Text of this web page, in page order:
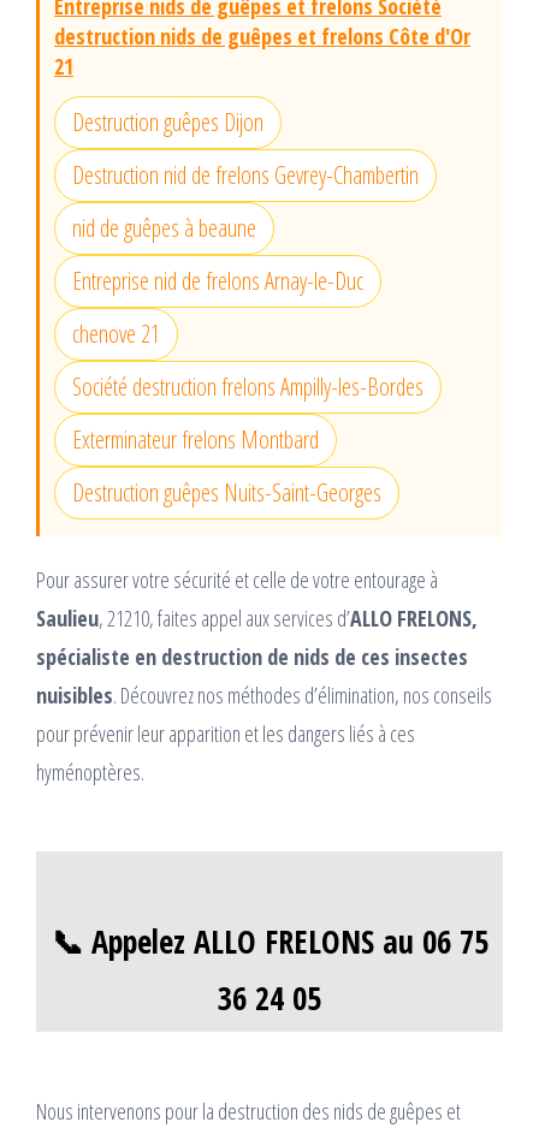
Entreprise nids de guêpes et frelons Société
destruction nids de guêpes et frelons Côte d'Or
21
Destruction guêpes Dijon
Destruction nid de frelons Gevrey-Chambertin
nid de guêpes à beaune
Entreprise nid de frelons Arnay-le-Duc
chenove 21
Société destruction frelons Ampilly-les-Bordes
Exterminateur frelons Montbard
Destruction guêpes Nuits-Saint-Georges
Pour assurer votre sécurité et celle de votre entourage à
Saulieu, 21210, faites appel aux services d’ALLO FRELONS,
spécialiste en destruction de nids de ces insectes
nuisibles. Découvrez nos méthodes d’élimination, nos conseils
pour prévenir leur apparition et les dangers liés à ces
hyménoptères.
📞 Appelez ALLO FRELONS au 06 75
36 24 05
Nous intervenons pour la destruction des nids de guêpes et